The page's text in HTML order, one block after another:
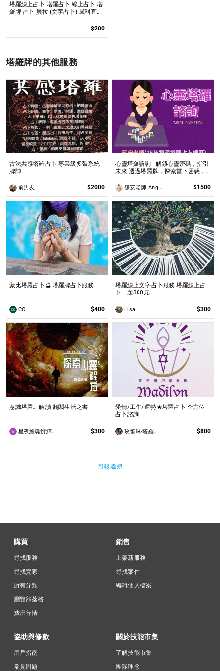
塔羅線上占卜 塔羅占卜 線上占卜 塔
羅牌 占卜 貝拉 (文字占卜) 犀利直白
$200
塔羅牌的其他服務
古法共感塔羅占卜 專業級多張系統
牌陣
前男友 $2000
心靈塔羅諮詢 - 解鎖心靈密碼，指引
未來 透過塔羅牌，探索當下困惑，
生的答案與無限可能！
篠安老師 Angel Yang $1500
蒙比塔羅占卜🔮 塔羅牌占卜服務
CC $400
塔羅線上文字占卜服務 塔羅線上占
卜一題300元
Lisa $300
意識塔羅。解讀 翻閱生活之書
星夜繪魂衍繹所 $300
愛情/工作/運勢★塔羅占卜 全方位
占卜諮詢
玫笛琳-塔羅占星 $800
回報違規
購買
尋找服務
尋找賣家
所有分類
瀏覽部落格
費用行情
銷售
上架新服務
尋找案件
編輯個人檔案
協助與條款
用戶指南
常見問題
關於技能市集
了解技能市集
團隊理念